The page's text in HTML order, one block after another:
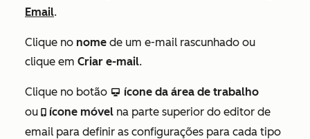
Email.
Clique no nome de um e-mail rascunhado ou
clique em Criar e-mail.
Clique no botão desktop ícone da área de trabalho
ou mobile ícone móvel na parte superior do editor de
email para definir as configurações para cada tipo